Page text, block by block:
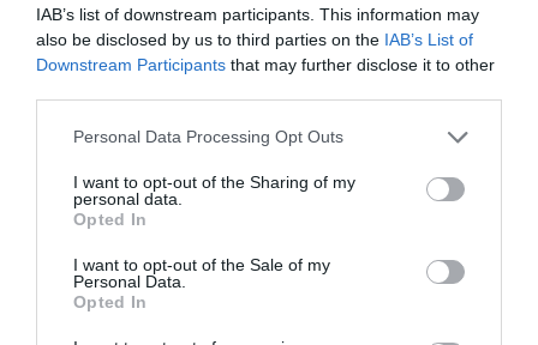
IAB’s list of downstream participants. This information may
also be disclosed by us to third parties on the IAB’s List of
Downstream Participants that may further disclose it to other
Please note that this website/app uses one or more Google
not limited to your visit or usage behaviour. You may click to
grant or deny consent to Google and its third-party tags to
use your data for below specified purposes in below Google
consent section.
Personal Data Processing Opt Outs
I want to opt-out of the Sharing of my
personal data.
Opted In
I want to opt-out of the Sale of my
Personal Data.
Opted In